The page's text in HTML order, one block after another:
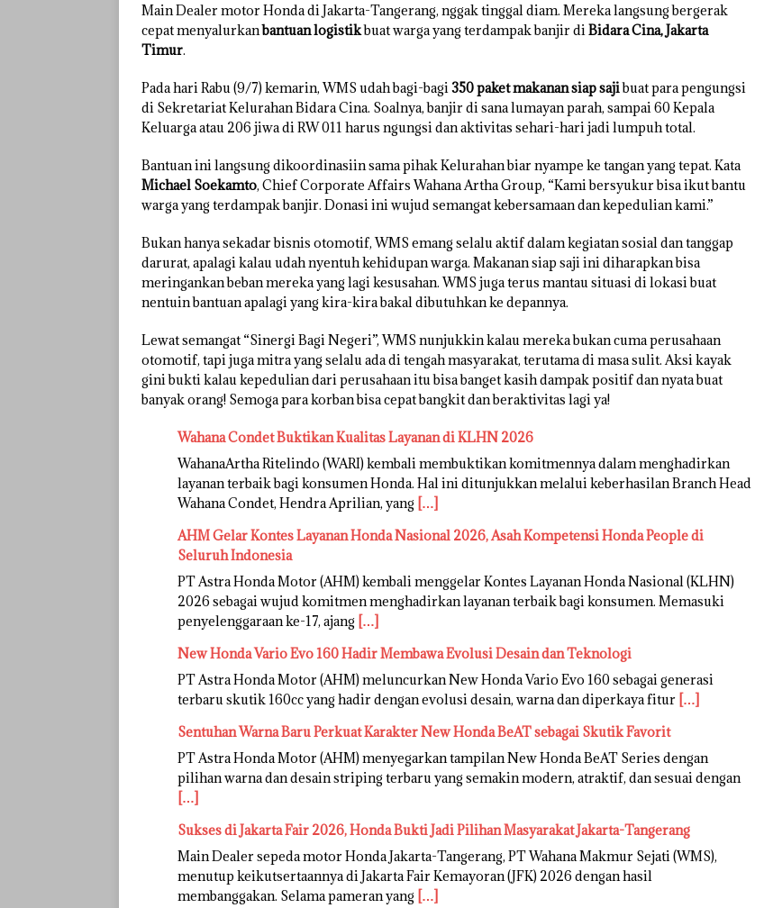
Main Dealer motor Honda di Jakarta-Tangerang, nggak tinggal diam. Mereka langsung bergerak
cepat menyalurkanbantuan logistikbuat warga yang terdampak banjir di Bidara Cina, Jakarta
Timur.
Pada hari Rabu (9/7) kemarin, WMS udah bagi-bagi 350 paket makanan siap sajibuat para pengungsi
di Sekretariat Kelurahan Bidara Cina. Soalnya, banjir di sana lumayan parah, sampai 60 Kepala
Keluarga atau 206 jiwa di RW 011 harus ngungsi dan aktivitas sehari-hari jadi lumpuh total.
Bantuan ini langsung dikoordinasiin sama pihak Kelurahan biar nyampe ke tangan yang tepat. Kata
Michael Soekamto, Chief Corporate Affairs Wahana Artha Group, “Kami bersyukur bisa ikut bantu
warga yang terdampak banjir. Donasi ini wujud semangat kebersamaan dan kepedulian kami.”
Bukan hanya sekadar bisnis otomotif, WMS emang selalu aktif dalam kegiatan sosial dan tanggap
darurat, apalagi kalau udah nyentuh kehidupan warga. Makanan siap saji ini diharapkan bisa
meringankan beban mereka yang lagi kesusahan. WMS juga terus mantau situasi di lokasi buat
nentuin bantuan apalagi yang kira-kira bakal dibutuhkan ke depannya.
Lewat semangat “Sinergi Bagi Negeri”, WMS nunjukkin kalau mereka bukan cuma perusahaan
otomotif, tapi juga mitra yang selalu ada di tengah masyarakat, terutama di masa sulit. Aksi kayak
gini bukti kalau kepedulian dari perusahaan itu bisa banget kasih dampak positif dan nyata buat
banyak orang! Semoga para korban bisa cepat bangkit dan beraktivitas lagi ya!
Wahana Condet Buktikan Kualitas Layanan di KLHN 2026
WahanaArtha Ritelindo (WARI) kembali membuktikan komitmennya dalam menghadirkan
layanan terbaik bagi konsumen Honda. Hal ini ditunjukkan melalui keberhasilan Branch Head
Wahana Condet, Hendra Aprilian, yang […]
AHM Gelar Kontes Layanan Honda Nasional 2026, Asah Kompetensi Honda People di
Seluruh Indonesia
PT Astra Honda Motor (AHM) kembali menggelar Kontes Layanan Honda Nasional (KLHN)
2026 sebagai wujud komitmen menghadirkan layanan terbaik bagi konsumen. Memasuki
penyelenggaraan ke-17, ajang […]
New Honda Vario Evo 160 Hadir Membawa Evolusi Desain dan Teknologi
PT Astra Honda Motor (AHM) meluncurkan New Honda Vario Evo 160 sebagai generasi
terbaru skutik 160cc yang hadir dengan evolusi desain, warna dan diperkaya fitur […]
Sentuhan Warna Baru Perkuat Karakter New Honda BeAT sebagai Skutik Favorit
PT Astra Honda Motor (AHM) menyegarkan tampilan New Honda BeAT Series dengan
pilihan warna dan desain striping terbaru yang semakin modern, atraktif, dan sesuai dengan
[…]
Sukses di Jakarta Fair 2026, Honda Bukti Jadi Pilihan Masyarakat Jakarta-Tangerang
Main Dealer sepeda motor Honda Jakarta-Tangerang, PT Wahana Makmur Sejati (WMS),
menutup keikutsertaannya di Jakarta Fair Kemayoran (JFK) 2026 dengan hasil
membanggakan. Selama pameran yang […]